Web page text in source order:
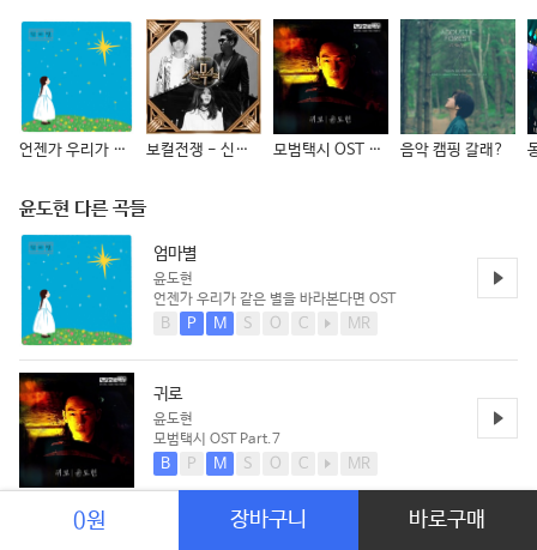
언젠가 우리가 같은 별을 바라본다면 OST 보컬전쟁 - 신의 목소리 모범택시 OST Part.7 음악 캠핑 갈래?
윤도현 다른 곡들
엄마별
윤도현
언젠가 우리가 같은 별을 바라본다면 OST
B P M S O C MR
귀로
윤도현
모범택시 OST Part.7
B P M S O C MR
0원 장바구니 바로구매